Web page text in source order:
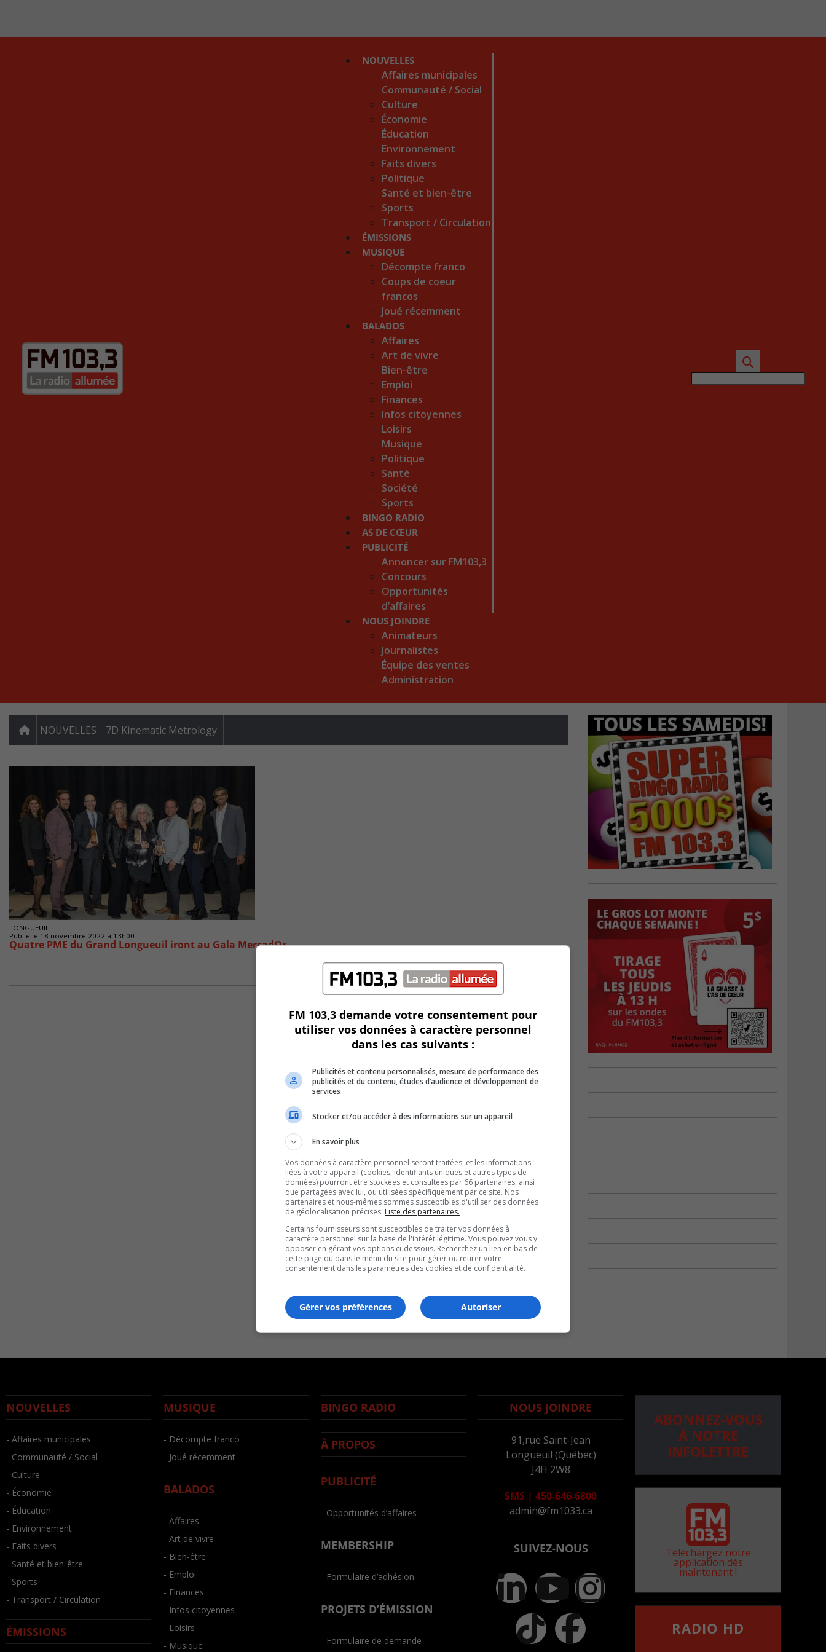
NOUVELLES
Affaires municipales
Communauté / Social
Culture
Économie
Éducation
Environnement
Faits divers
Politique
Santé et bien-être
Sports
Transport / Circulation
ÉMISSIONS
MUSIQUE
Décompte franco
Coups de coeur
francos
Joué récemment
BALADOS
Affaires
Art de vivre
Bien-être
Emploi
Finances
Infos citoyennes
Loisirs
Musique
Politique
Santé
Société
Sports
BINGO RADIO
AS DE CŒUR
PUBLICITÉ
Annoncer sur FM103,3
Concours
Opportunités
d’affaires
NOUS JOINDRE
Animateurs
Journalistes
Équipe des ventes
Administration
NOUVELLES 7D Kinematic Metrology
LONGUEUIL
Publié le 18 novembre 2022 à 13h00
Quatre PME du Grand Longueuil iront au Gala MercadOr
NOUVELLES
- Affaires municipales
- Communauté / Social
- Culture
- Économie
- Éducation
- Environnement
- Faits divers
- Santé et bien-être
- Sports
- Transport / Circulation
ÉMISSIONS
MUSIQUE
- Décompte franco
- Joué récemment
BALADOS
- Affaires
- Art de vivre
- Bien-être
- Emploi
- Finances
- Infos citoyennes
- Loisirs
- Musique
BINGO RADIO
À PROPOS
PUBLICITÉ
- Opportunités d’affaires
MEMBERSHIP
- Formulaire d’adhésion
PROJETS D’ÉMISSION
- Formulaire de demande
NOUS JOINDRE
91,rue Saint-Jean
Longueuil (Québec)
J4H 2W8
SMS | 450-646-6800
admin@fm1033.ca
SUIVEZ-NOUS
ABONNEZ-VOUS
À NOTRE
INFOLETTRE
Téléchargez notre
application dès
maintenant !
RADIO HD
FM 103,3 demande votre consentement pour
utiliser vos données à caractère personnel
dans les cas suivants :
Publicités et contenu personnalisés, mesure de performance des
publicités et du contenu, études d’audience et développement de
services
Stocker et/ou accéder à des informations sur un appareil
En savoir plus
Vos données à caractère personnel seront traitées, et les informations
liées à votre appareil (cookies, identifiants uniques et autres types de
données) pourront être stockées et consultées par 66 partenaires, ainsi
que partagées avec lui, ou utilisées spécifiquement par ce site. Nos
partenaires et nous-mêmes sommes susceptibles d'utiliser des données
de géolocalisation précises. Liste des partenaires.
Certains fournisseurs sont susceptibles de traiter vos données à
caractère personnel sur la base de l'intérêt légitime. Vous pouvez vous y
opposer en gérant vos options ci-dessous. Recherchez un lien en bas de
cette page ou dans le menu du site pour gérer ou retirer votre
consentement dans les paramètres des cookies et de confidentialité.
Autoriser
Gérer vos préférences